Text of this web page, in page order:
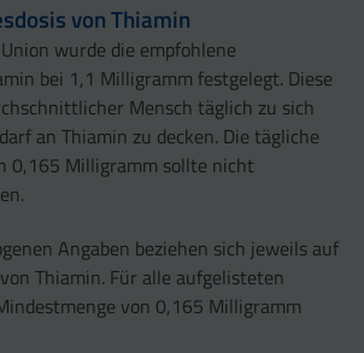
von Thiamin
wurde die empfohlene
bei 1,1 Milligramm festgelegt. Diese
Mensch täglich zu sich
an Thiamin zu decken. Die tägliche
0,165 Milligramm sollte nicht
Angaben beziehen sich jeweils auf
Thiamin. Für alle aufgelisteten
von 0,165 Milligramm